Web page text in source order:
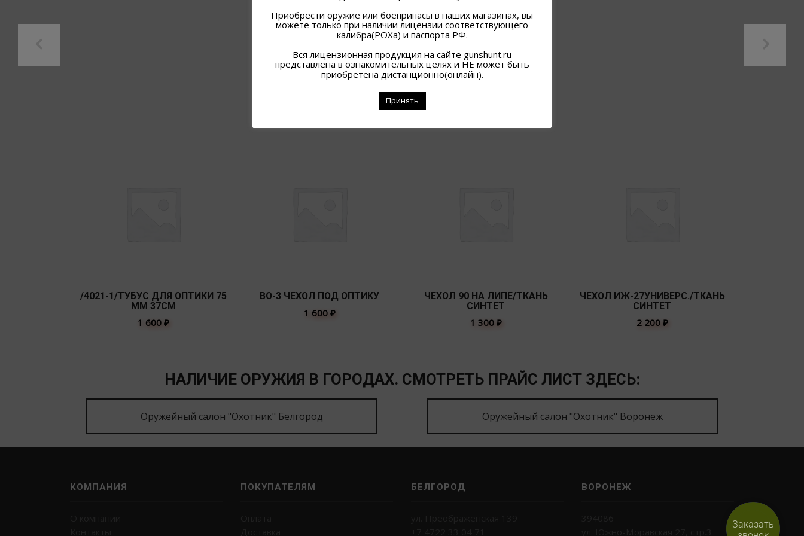
ПОХОЖИЕ ТОВАРЫ
/4021-1/ТУБУС ДЛЯ ОПТИКИ 75
ММ 37СМ
1 600 ₽
ВО-3 ЧЕХОЛ ПОД ОПТИКУ
1 600 ₽
ЧЕХОЛ 90 НА ЛИПЕ/ТКАНЬ
СИНТЕТ
1 300 ₽
ЧЕХОЛ ИЖ-27УНИВЕРС./ТКАНЬ
СИНТЕТ
2 200 ₽
НАЛИЧИЕ ОРУЖИЯ В ГОРОДАХ. СМОТРЕТЬ ПРАЙС ЛИСТ ЗДЕСЬ:
Оружейный салон "Охотник" Белгород Оружейный салон "Охотник" Воронеж
КОМПАНИЯ ПОКУПАТЕЛЯМ БЕЛГОРОД ВОРОНЕЖ
Приобрести оружие или боеприпасы в наших магазинах, вы
можете только при наличии лицензии соответствующего
калибра(РОХа) и паспорта РФ.
Вся лицензионная продукция на сайте gunshunt.ru
представлена в ознакомительных целях и НЕ может быть
приобретена дистанционно(онлайн).
Принять
Заказать